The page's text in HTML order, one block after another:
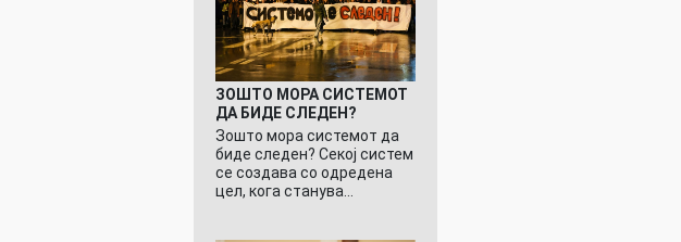
ЗОШТО МОРА СИСТЕМОТ
ДА БИДЕ СЛЕДЕН?
Зошто мора системот да
биде следен? Секој систем
се создава со одредена
цел, кога станува…